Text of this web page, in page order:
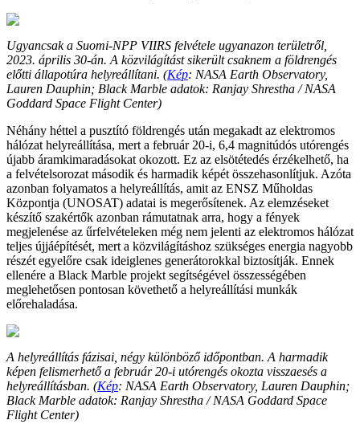
Ugyancsak a Suomi-NPP VIIRS felvétele ugyanazon területről,
2023. április 30-án. A közvilágítást sikerült csaknem a földrengés
előtti állapotúra helyreállítani. (Kép: NASA Earth Observatory,
Lauren Dauphin; Black Marble adatok: Ranjay Shrestha / NASA
Goddard Space Flight Center)
Néhány héttel a pusztító földrengés után megakadt az elektromos
hálózat helyreállítása, mert a február 20-i, 6,4 magnitúdós utórengés
újabb áramkimaradásokat okozott. Ez az elsötétedés érzékelhető, ha
a felvételsorozat második és harmadik képét összehasonlítjuk. Azóta
azonban folyamatos a helyreállítás, amit az ENSZ Műholdas
Központja (UNOSAT) adatai is megerősítenek. Az elemzéseket
készítő szakértők azonban rámutatnak arra, hogy a fények
megjelenése az űrfelvételeken még nem jelenti az elektromos hálózat
teljes újjáépítését, mert a közvilágításhoz szükséges energia nagyobb
részét egyelőre csak ideiglenes generátorokkal biztosítják. Ennek
ellenére a Black Marble projekt segítségével összességében
meglehetősen pontosan követhető a helyreállítási munkák
előrehaladása.
A helyreállítás fázisai, négy különböző időpontban. A harmadik
képen felismerhető a február 20-i utórengés okozta visszaesés a
helyreállításban. (Kép: NASA Earth Observatory, Lauren Dauphin;
Black Marble adatok: Ranjay Shrestha / NASA Goddard Space
Flight Center)